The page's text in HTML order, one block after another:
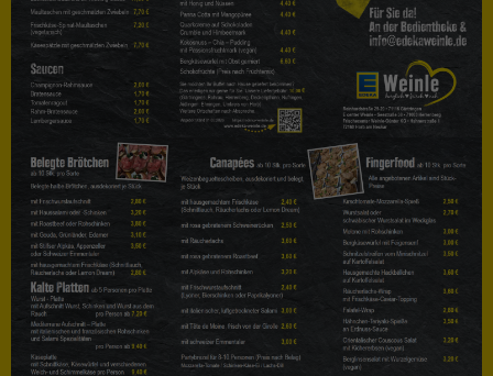
Drop us a line
info@yourdomain.com
About us
Lorem ipsum dolor sit amet, consectetuer
adipiscing elit.
Aenean commodo ligula eget dolor. Aenean
massa. Cum sociis natoque penatibus et
magnis dis parturient montes, nascetur
ridiculus mus. Donec quam felis, ultricies nec.